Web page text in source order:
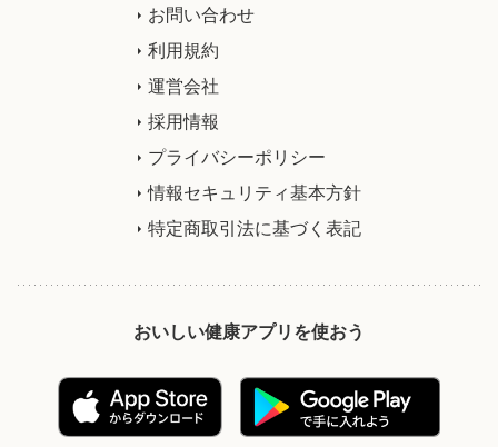
お問い合わせ
利用規約
運営会社
採用情報
プライバシーポリシー
情報セキュリティ基本方針
特定商取引法に基づく表記
おいしい健康アプリを使おう